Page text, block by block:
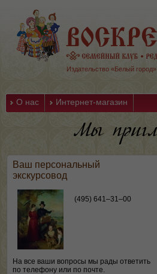
Издательство «Белый город»
О нас Интернет-магазин
Ваш персональный
экскурсовод
(495) 641–31–00
На все ваши вопросы мы рады ответить
по телефону или по почте.